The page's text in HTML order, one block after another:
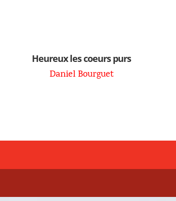
Heureux les coeurs purs
Daniel Bourguet